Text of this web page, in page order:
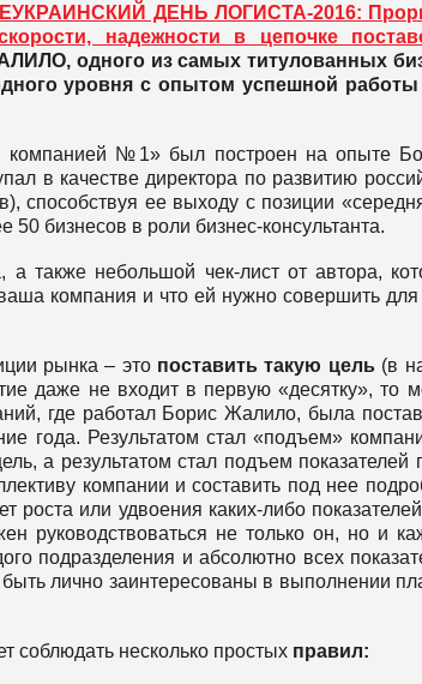
ДЕНЬ ЛОГИСТА-2016:
надежности в цепочке
одного из самых титулованных
уровня с опытом успешной
компанией №1» был построен на опыте
в качестве директора по развитию
способствуя ее выходу с позиции
бизнесов в роли бизнес-консультанта.
также небольшой чек-лист от автора,
компания и что ей нужно совершить для
рынка – это поставить такую цель (в
даже не входит в первую «десятку», то
где работал Борис Жалило, была
года. Результатом стал «подъем»
а результатом стал подъем показателей
компании и составить под нее
роста или удвоения каких-либо
руководствоваться не только он, но и
подразделения и абсолютно всех
лично заинтересованы в выполнении
соблюдать несколько простых правил: